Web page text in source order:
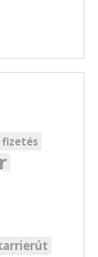
fizetés